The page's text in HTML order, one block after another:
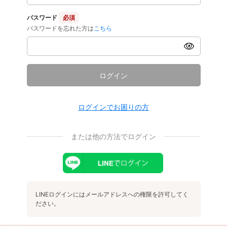
パスワード
必須
パスワードを忘れた方は こちら
ログイン
ログインでお困りの方
または他の方法でログイン
LINEログインにはメールアドレスへの権限を許可してく
ださい。